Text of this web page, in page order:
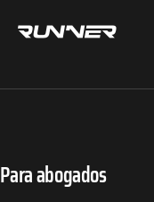
Para abogados